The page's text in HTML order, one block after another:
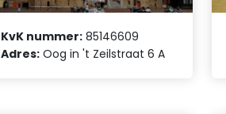
KvK nummer: 85146609
Adres: Oog in 't Zeilstraat 6 A